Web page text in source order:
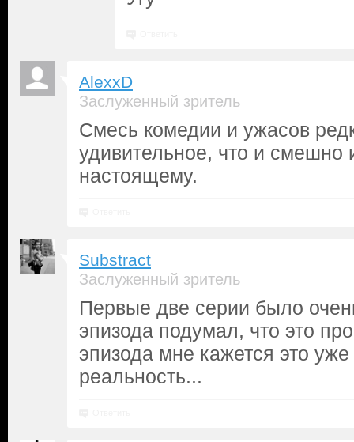
AlexxD
Заслуженный зритель
Смесь комедии и ужасов
удивительное, что и смешно
настоящему.
Substract
Заслуженный зритель
Первые две серии было
эпизода подумал, что это
эпизода мне кажется это
реальность...